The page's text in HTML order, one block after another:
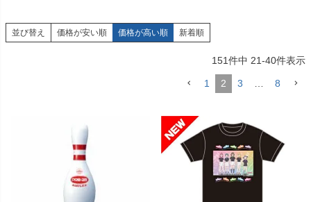
並び替え 価格が安い順 価格が高い順 新着順
151件中 21-40件表示
1 2 3 … 8